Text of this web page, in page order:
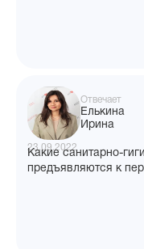
Отвечает
Елькина
Ирина
23.09.2022
Какие санитарно-
предъявляются к